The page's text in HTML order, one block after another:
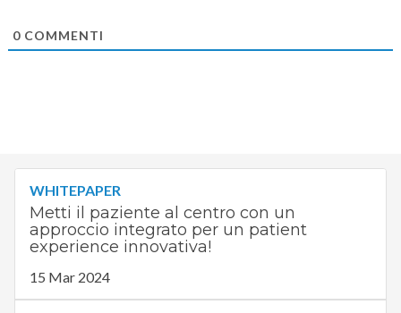
0COMMENTI
WHITEPAPER
Metti il paziente al centro con un
approccio integrato per un patient
experience innovativa!
15 Mar 2024